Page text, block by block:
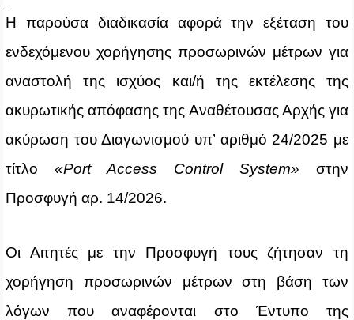
Η παρούσα διαδικασία αφορά την εξέταση του
ενδεχόμενου χορήγησης προσωρινών μέτρων για
αναστολή της ισχύος και/ή της εκτέλεσης της
ακυρωτικής απόφασης της Αναθέτουσας Αρχής για
ακύρωση του Διαγωνισμού υπ’ αριθμό 24/2025 με
τίτλο «Port Access Control System» στην
Προσφυγή αρ. 14/2026.
Οι Αιτητές με την Προσφυγή τουςζήτησαν τη
χορήγηση προσωρινών μέτρων στη βάση των
λόγων που αναφέρονται στο Έντυπο της